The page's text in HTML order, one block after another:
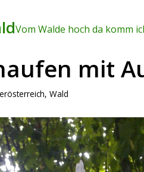
Vom Walde hoch da komm
mit
, Wald